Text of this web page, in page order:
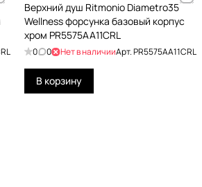
Верхний душ Ritmonio Diametro35
Wellness форсунка базовый корпус
хром PR5575AA11CRL
0 0 Нет в наличииАрт.PR5575AA11CRL
В корзину